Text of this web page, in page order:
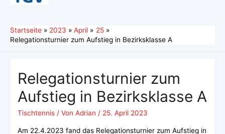
Startseite 2023 April
25
Relegationsturnier zum Aufstieg in Bezirksklasse A
Relegationsturnier zum
Aufstieg in Bezirksklasse A
Tischtennis/ Von Adrian / 25. April 2023
Am 22.4.2023 fand das Relegationsturnier zum Aufstieg in